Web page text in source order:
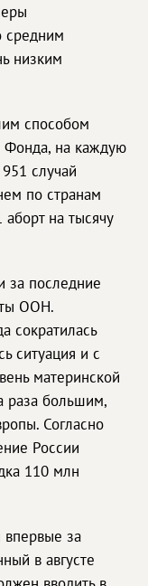
средним
низким
способом
Фонда, на каждую
случай
по странам
аборт на тысячу
за последние
ООН.
сократилась
ситуация и с
материнской
раза большим,
Согласно
России
110 млн
впервые за
в августе